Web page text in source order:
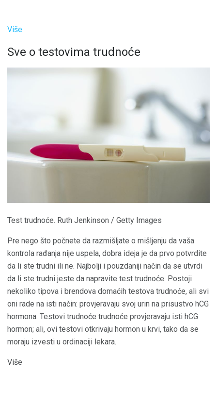
Više
Sve o testovima trudnoće
Test trudnoće. Ruth Jenkinson / Getty Images
Pre nego što počnete da razmišljate o mišljenju da vaša
kontrola rađanja nije uspela, dobra ideja je da prvo potvrdite
da li ste trudni ili ne. Najbolji i pouzdaniji način da se utvrdi
da li ste trudni jeste da napravite test trudnoće. Postoji
nekoliko tipova i brendova domaćih testova trudnoće, ali svi
oni rade na isti način: provjeravaju svoj urin na prisustvo hCG
hormona. Testovi trudnoće trudnoće provjeravaju isti hCG
hormon; ali, ovi testovi otkrivaju hormon u krvi, tako da se
moraju izvesti u ordinaciji lekara.
Više